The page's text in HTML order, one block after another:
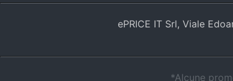
ePRICE IT Srl, Viale
*Alcune